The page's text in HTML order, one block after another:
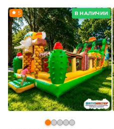
В НАЛИЧИИ
5